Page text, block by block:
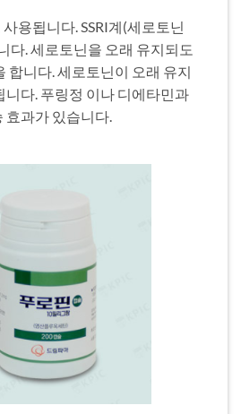
용됩니다. SSRI계(세로토닌
다. 세로토닌을 오래 유지되도
합니다. 세로토닌이 오래 유지
니다. 푸링정 이나 디에타민과
효과가 있습니다.